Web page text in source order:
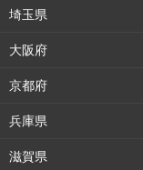
埼玉県
大阪府
京都府
兵庫県
滋賀県